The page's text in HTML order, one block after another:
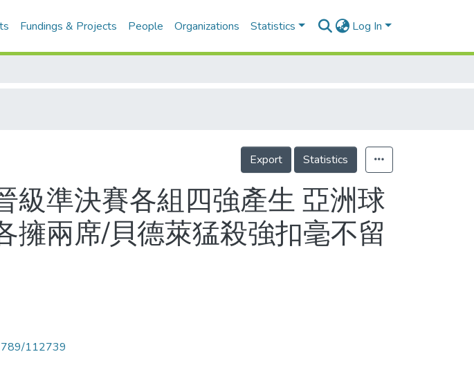
Fundings & Projects People Organizations Statistics Log In
Export Statistics
級準決賽各組四強產生 亞洲球
擁兩席/貝德萊猛殺強扣毫不留
112739